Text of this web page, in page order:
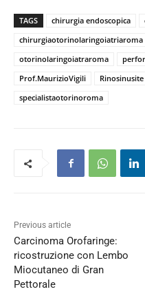
TAGS chirurgia endoscopica
chirurgiaotorinolaringoiatriaroma
otorinolaringoiatraroma
Prof.MaurizioVigili
Rinosinusite
specialistaotorinoroma
Previous article
Carcinoma Orofaringe:
ricostruzione con Lembo
Miocutaneo di Gran
Pettorale